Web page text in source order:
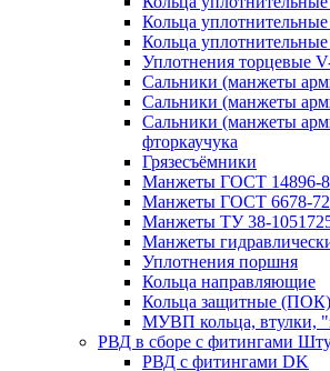
Кольца
Кольца
Уплотнения торцевые
Сальники (манжеты
Сальники (манжеты
Сальники (манжеты
фторкаучука
Грязесъёмники
Манжеты ГОСТ 14896-
Манжеты ГОСТ 6678-72
Манжеты ТУ 38-
Манжеты
Уплотнения поршня
Кольца направляющие
Кольца защитные (ПОК)
МУВП кольца, втулки,
РВД в сборе с фитингами
РВД с фитингами DK